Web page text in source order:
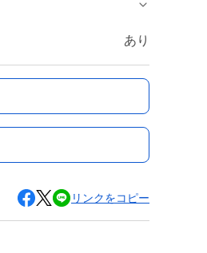
あり
リンクをコピー